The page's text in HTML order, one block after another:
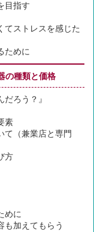
目指す
てストレスを感じた
ために
の種類と価格
だろう？』
素
て（兼業店と専門
方
めに
も加えてもらう